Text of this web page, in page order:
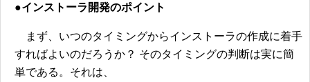
●インストーラ開発のポイント
まず、いつのタイミングからインストーラの作成に着手
すればよいのだろうか？ そのタイミングの判断は実に簡
単である。それは、